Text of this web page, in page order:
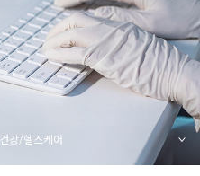
건강/헬스케어